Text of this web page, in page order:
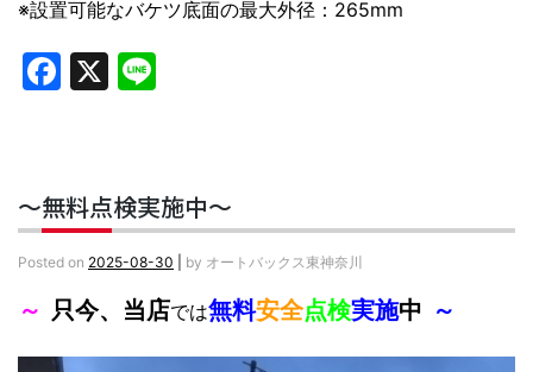
※設置可能なバケツ底面の最大外径：265mm
Facebook
X
～無料点検実施中～
Posted on 2025-08-30 by オートバックス東神奈川
～ 只今、当店では無料安全点検実施中 ～